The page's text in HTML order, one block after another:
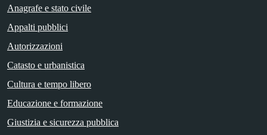
Anagrafe e stato civile
Appalti pubblici
Autorizzazioni
Catasto e urbanistica
Cultura e tempo libero
Educazione e formazione
Giustizia e sicurezza pubblica